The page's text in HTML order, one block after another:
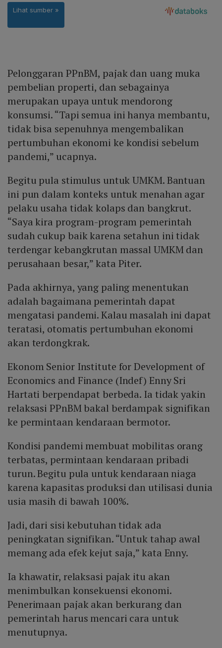
Pelonggaran PPnBM, pajak dan uang muka
pembelian properti, dan sebagainya
merupakan upaya untuk mendorong
konsumsi. “Tapi semua ini hanya membantu,
tidak bisa sepenuhnya mengembalikan
pertumbuhan ekonomi ke kondisi sebelum
pandemi,” ucapnya.
Begitu pula stimulus untuk UMKM. Bantuan
ini pun dalam konteks untuk menahan agar
pelaku usaha tidak kolaps dan bangkrut.
“Saya kira program-program pemerintah
sudah cukup baik karena setahun ini tidak
terdengar kebangkrutan massal UMKM dan
perusahaan besar,” kata Piter.
Pada akhirnya, yang paling menentukan
adalah bagaimana pemerintah dapat
mengatasi pandemi. Kalau masalah ini dapat
teratasi, otomatis pertumbuhan ekonomi
akan terdongkrak.
Ekonom Senior Institute for Development of
Economics and Finance (Indef) Enny Sri
Hartati berpendapat berbeda. Ia tidak yakin
relaksasi PPnBM bakal berdampak signifikan
ke permintaan kendaraan bermotor.
Kondisi pandemi membuat mobilitas orang
terbatas, permintaan kendaraan pribadi
turun. Begitu pula untuk kendaraan niaga
karena kapasitas produksi dan utilisasi dunia
usia masih di bawah 100%.
Jadi, dari sisi kebutuhan tidak ada
peningkatan signifikan. “Untuk tahap awal
memang ada efek kejut saja,” kata Enny.
Ia khawatir, relaksasi pajak itu akan
menimbulkan konsekuensi ekonomi.
Penerimaan pajak akan berkurang dan
pemerintah harus mencari cara untuk
menutupnya.